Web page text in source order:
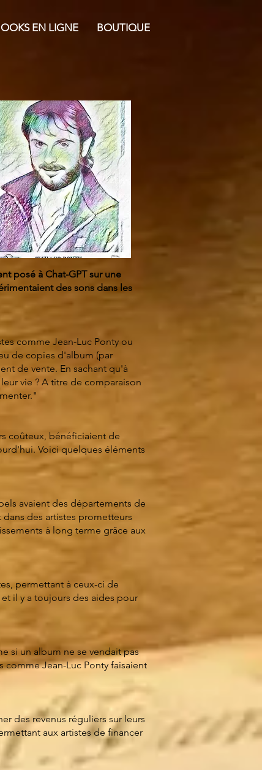
EN LIGNE BOUTIQUE
posé à Chat-GPT sur une
des sons dans les
comme Jean-Luc Ponty ou
de copies d'album (par
de vente. En sachant qu'à
vie ? A titre de comparaison
coûteux, bénéficiaient de
Voici quelques éléments
avaient des départements de
des artistes prometteurs
à long terme grâce aux
permettant à ceux-ci de
il y a toujours des aides pour
si un album ne se vendait pas
Jean-Luc Ponty faisaient
des revenus réguliers sur leurs
aux artistes de financer